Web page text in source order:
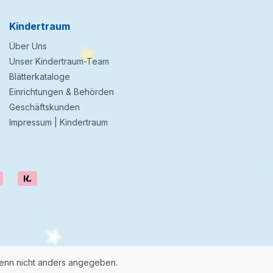
Kindertraum
Über Uns
Unser Kindertraum-Team
Blätterkataloge
Einrichtungen & Behörden
Geschäftskunden
Impressum | Kindertraum
nicht anders angegeben.